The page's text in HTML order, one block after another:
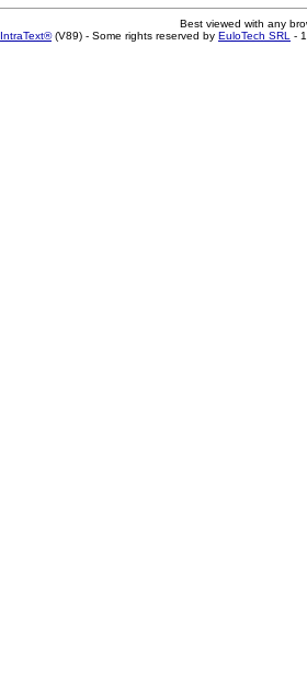
Best viewed with any
IntraText®(V89) - Some rights reserved by EuloTech SRL -